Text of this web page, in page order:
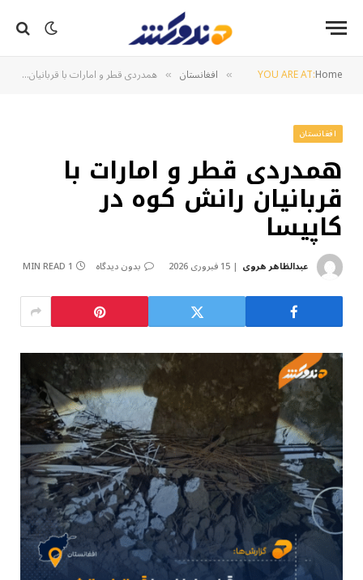
YOU ARE AT:Home
» افغانستان » همدردی قطر و امارات با قربانیان رانش کوه در کاپیسا
افغانستان
همدردی قطر و امارات با
قربانیان رانش کوه در
کاپیسا
عبدالظاهر هروی 15 فبروری 2026 بدون دیدگاه 1 MIN READ